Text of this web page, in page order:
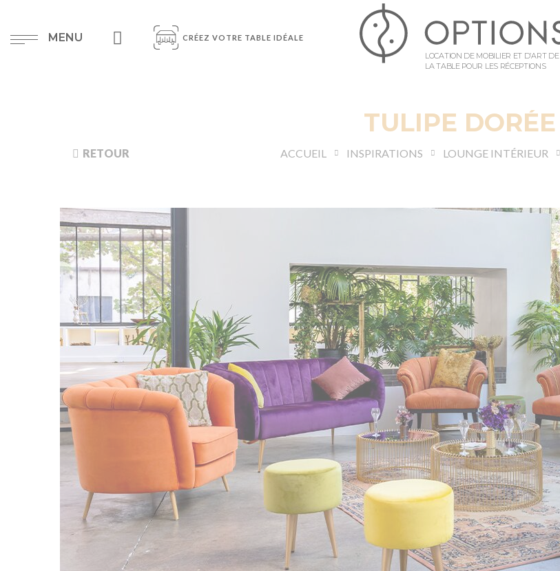
MENU CRÉEZ VOTRE TABLE IDÉALE
LOCATION DE MOBILIER ET D’ART DE
LA TABLE POUR LES RÉCEPTIONS
TULIPE DORÉE
RETOUR ACCUEIL INSPIRATIONS LOUNGE INTÉRIEUR